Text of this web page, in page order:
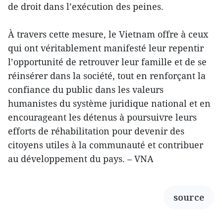
de droit dans l’exécution des peines.
À travers cette mesure, le Vietnam offre à ceux
qui ont véritablement manifesté leur repentir
l’opportunité de retrouver leur famille et de se
réinsérer dans la société, tout en renforçant la
confiance du public dans les valeurs
humanistes du système juridique national et en
encourageant les détenus à poursuivre leurs
efforts de réhabilitation pour devenir des
citoyens utiles à la communauté et contribuer
au développement du pays. – VNA
source